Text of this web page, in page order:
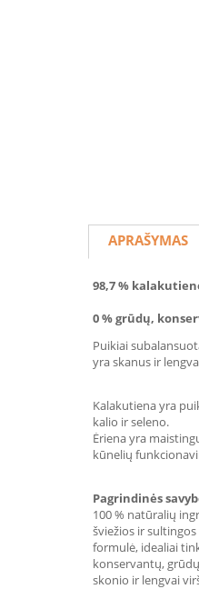
APRAŠYMAS
98,7 %
0 % grūdų,
Puikiai
yra skanus ir
Kalakutiena yra
kalio ir seleno.
Ėriena yra
kūnelių
Pagrindinės
100 % natūralių
šviežios ir
formulė, idealiai
konservantų,
skonio ir lengvai